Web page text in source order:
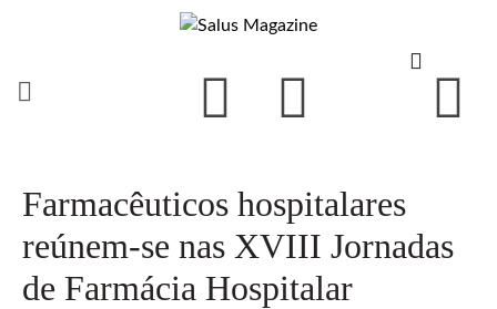
Farmacêuticos hospitalares
reúnem-se nas XVIII Jornadas
de Farmácia Hospitalar